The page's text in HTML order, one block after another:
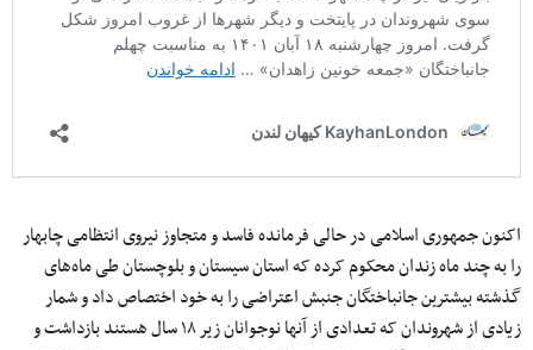
اکنون جمهوری اسلامی در حالی فرمانده فاسد و متجاوز نیروی انتظامی چابهار
را به چند ماه زندان محکوم کرده که استان سیستان و بلوچستان طی ماه‌های
گذشته بیشترین جانباختگان جنبش اعتراضی را به خود اختصاص داد و شمار
زیادی از شهروندان که تعدادی از آنها نوجوانان زیر ۱۸ سال هستند بازداشت و